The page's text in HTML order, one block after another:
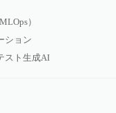
）
ション
スト生成AI